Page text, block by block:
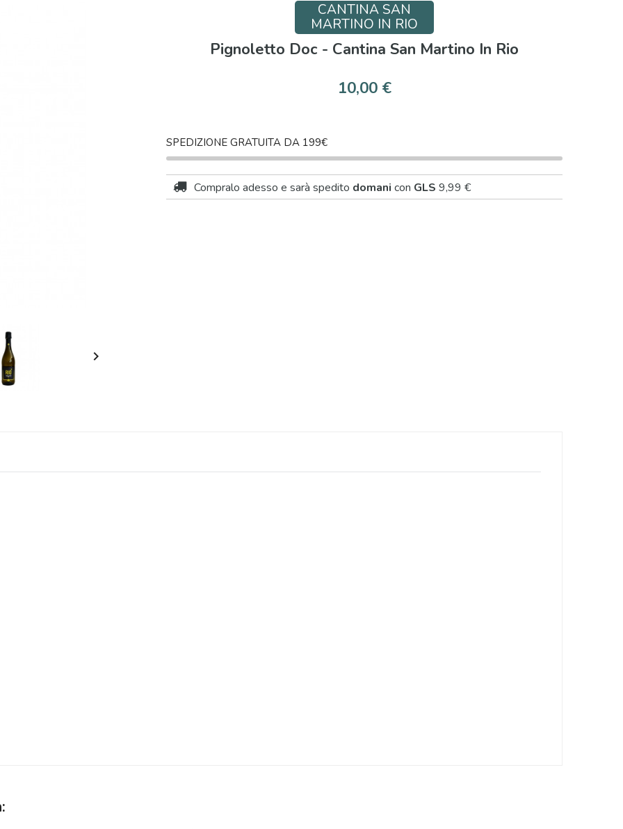

CANTINA SAN
MARTINO IN RIO
Pignoletto Doc - Cantina San Martino In Rio
10,00 €
SPEDIZIONE GRATUITA DA 199€
Compralo adesso e sarà spedito domani con GLS 9,99 €